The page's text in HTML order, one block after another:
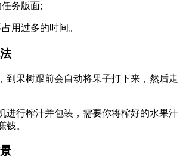
务版面;
用过多的时间。
到果树跟前会自动将果子打下来，然后走
进行榨汁并包装，需要你将榨好的水果汁
钱。